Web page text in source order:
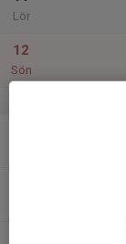
Lör
12
Sön